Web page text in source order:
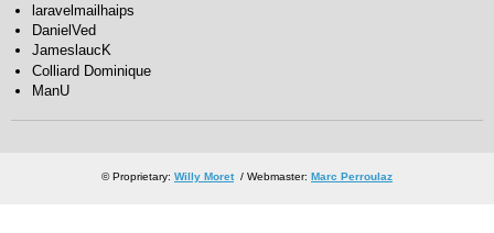
laravelmailhaips
DanielVed
JameslaucK
Colliard Dominique
ManU
© Proprietary: Willy Moret/ Webmaster: Marc Perroulaz